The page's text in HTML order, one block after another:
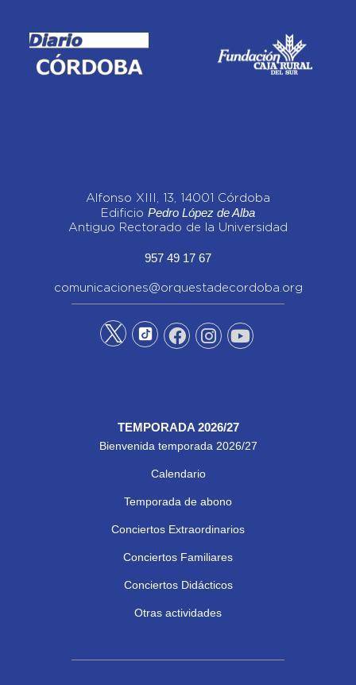
Alfonso XIII, 13, 14001 Córdoba
Edificio Pedro López de Alba
Antiguo Rectorado de la Universidad
957 49 17 67
comunicaciones@orquestadecordoba.org
TEMPORADA 2026/27
Bienvenida temporada 2026/27
Calendario
Temporada de abono
Conciertos Extraordinarios
Conciertos Familiares
Conciertos Didácticos
Otras actividades